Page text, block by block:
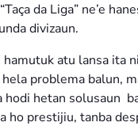
da Liga” ne’e
divizaun.
hamutuk atu lansa ita
problema balun,
hodi hetan solusaun
ho prestijiu, tanba